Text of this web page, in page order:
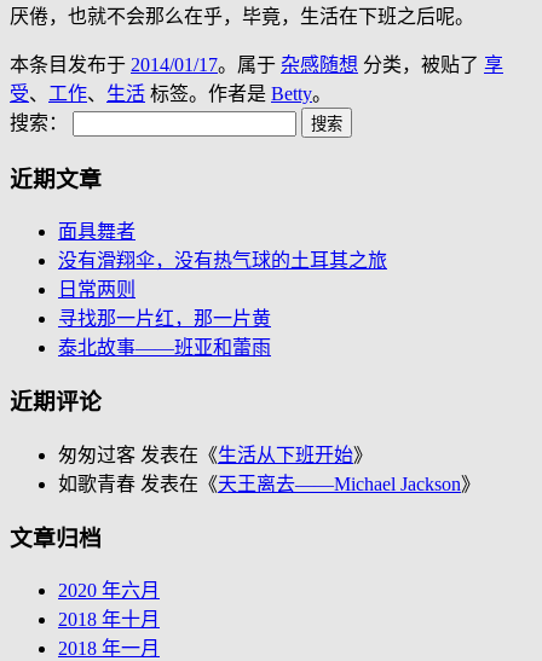
厌倦，也就不会那么在乎，毕竟，生活在下班之后呢。
本条目发布于 2014/01/17。属于 杂感随想 分类，被贴了 享
受、 工作、 生活 标签。 作者是 Betty。
搜索：
近期文章
面具舞者
没有滑翔伞，没有热气球的土耳其之旅
日常两则
寻找那一片红，那一片黄
泰北故事——班亚和蕾雨
近期评论
匆匆过客 发表在《生活从下班开始》
如歌青春 发表在《天王离去——Michael Jackson》
文章归档
2020 年六月
2018 年十月
2018 年一月